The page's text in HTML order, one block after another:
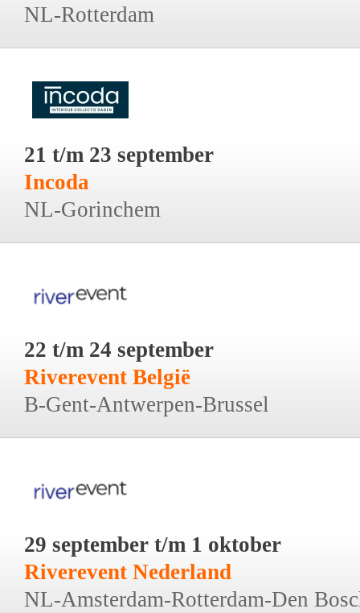
NL-Rotterdam
21 t/m 23 september
Incoda
NL-Gorinchem
22 t/m 24 september
Riverevent België
B-Gent-Antwerpen-Brussel
29 september t/m 1 oktober
Riverevent Nederland
NL-Amsterdam-Rotterdam-Den